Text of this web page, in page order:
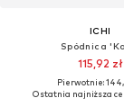
ICHI
Spódnica
115,92 zł
Pierwotnie:
Ostatnia najniższa